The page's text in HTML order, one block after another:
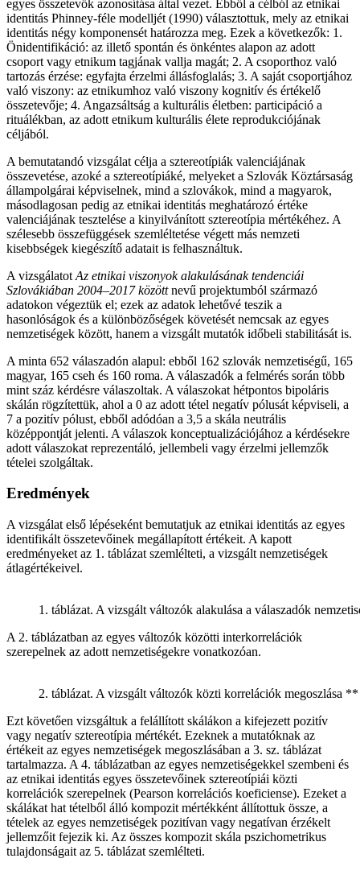
egyes összetevők azonosítása által vezet. Ebből a célból az etnikai
identitás Phinney-féle modelljét (1990) választottuk, mely az etnikai
identitás négy komponensét határozza meg. Ezek a következők: 1.
Önidentifikáció: az illető spontán és önkéntes alapon az adott
csoport vagy etnikum tagjának vallja magát; 2. A csoporthoz való
tartozás érzése: egyfajta érzelmi állásfoglalás; 3. A saját csoportjához
való viszony: az etnikumhoz való viszony kognitív és értékelő
összetevője; 4. Angazsáltság a kulturális életben: participáció a
rituálékban, az adott etnikum kulturális élete reprodukciójának
céljából.
A bemutatandó vizsgálat célja a sztereotípiák valenciájának
összevetése, azoké a sztereotípiáké, melyeket a Szlovák Köztársaság
állampolgárai képviselnek, mind a szlovákok, mind a magyarok,
másodlagosan pedig az etnikai identitás meghatározó értéke
valenciájának tesztelése a kinyilvánított sztereotípia mértékéhez. A
szélesebb összefüggések szemléltetése végett más nemzeti
kisebbségek kiegészítő adatait is felhasználtuk.
A vizsgálatot Az etnikai viszonyok alakulásának tendenciái
Szlovákiában 2004–2017 közöttnevű projektumból származó
adatokon végeztük el; ezek az adatok lehetővé teszik a
hasonlóságok és a különbözőségek követését nemcsak az egyes
nemzetiségek között, hanem a vizsgált mutatók időbeli stabilitását is.
A minta 652 válaszadón alapul: ebből 162 szlovák nemzetiségű, 165
magyar, 165 cseh és 160 roma. A válaszadók a felmérés során több
mint száz kérdésre válaszoltak. A válaszokat hétpontos bipoláris
skálán rögzítettük, ahol a 0 az adott tétel negatív pólusát képviseli, a
7 a pozitív pólust, ebből adódóan a 3,5 a skála neutrális
középpontját jelenti. A válaszok konceptualizációjához a kérdésekre
adott válaszokat reprezentáló, jellembeli vagy érzelmi jellemzők
tételei szolgáltak.
Eredmények
A vizsgálat első lépéseként bemutatjuk az etnikai identitás az egyes
identifikált összetevőinek megállapított értékeit. A kapott
eredményeket az 1. táblázat szemlélteti, a vizsgált nemzetiségek
átlagértékeivel.
1. táblázat. A vizsgált változók alakulása a válaszadók
A 2. táblázatban az egyes változók közötti interkorrelációk
szerepelnek az adott nemzetiségekre vonatkozóan.
2. táblázat. A vizsgált változók közti korrelációk megoszlása
Ezt követően vizsgáltuk a felállított skálákon a kifejezett pozitív
vagy negatív sztereotípia mértékét. Ezeknek a mutatóknak az
értékeit az egyes nemzetiségek megoszlásában a 3. sz. táblázat
tartalmazza. A 4. táblázatban az egyes nemzetiségekkel szembeni és
az etnikai identitás egyes összetevőinek sztereotípiái közti
korrelációk szerepelnek (Pearson korrelációs koeficiense). Ezeket a
skálákat hat tételből álló kompozit mértékként állítottuk össze, a
tételek az egyes nemzetiségek pozitívan vagy negatívan érzékelt
jellemzőit fejezik ki. Az összes kompozit skála pszichometrikus
tulajdonságait az 5. táblázat szemlélteti.